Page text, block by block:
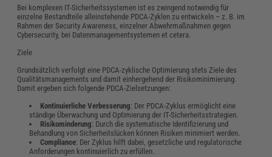
Bei komplexen IT-Sicherheitssystemen ist es zwingend notwendig für
einzelne Bestandteile alleinstehende PDCA-Zyklen zu entwickeln – z. B. im
Rahmen der Security Awareness, einzelner Abwehrmaßnahmen gegen
Cybersecurity, bei Datenmanagementsystemen et cetera.
Ziele
Grundsätzlich verfolgt eine PDCA-zyklische Optimierung stets Ziele des
Qualitätsmanagements und damit einhergehend der Risikominimierung.
Damit ergeben sich folgende PDCA-Zielsetzungen:
Kontinuierliche Verbesserung: Der PDCA-Zyklus ermöglicht eine
ständige Überwachung und Optimierung der IT-Sicherheitsstrategien.
Risikominderung: Durch die systematische Identifizierung und
Behandlung von Sicherheitslücken können Risiken minimiert werden.
Compliance: Der Zyklus hilft dabei, gesetzliche und regulatorische
Anforderungen kontinuierlich zu erfüllen.